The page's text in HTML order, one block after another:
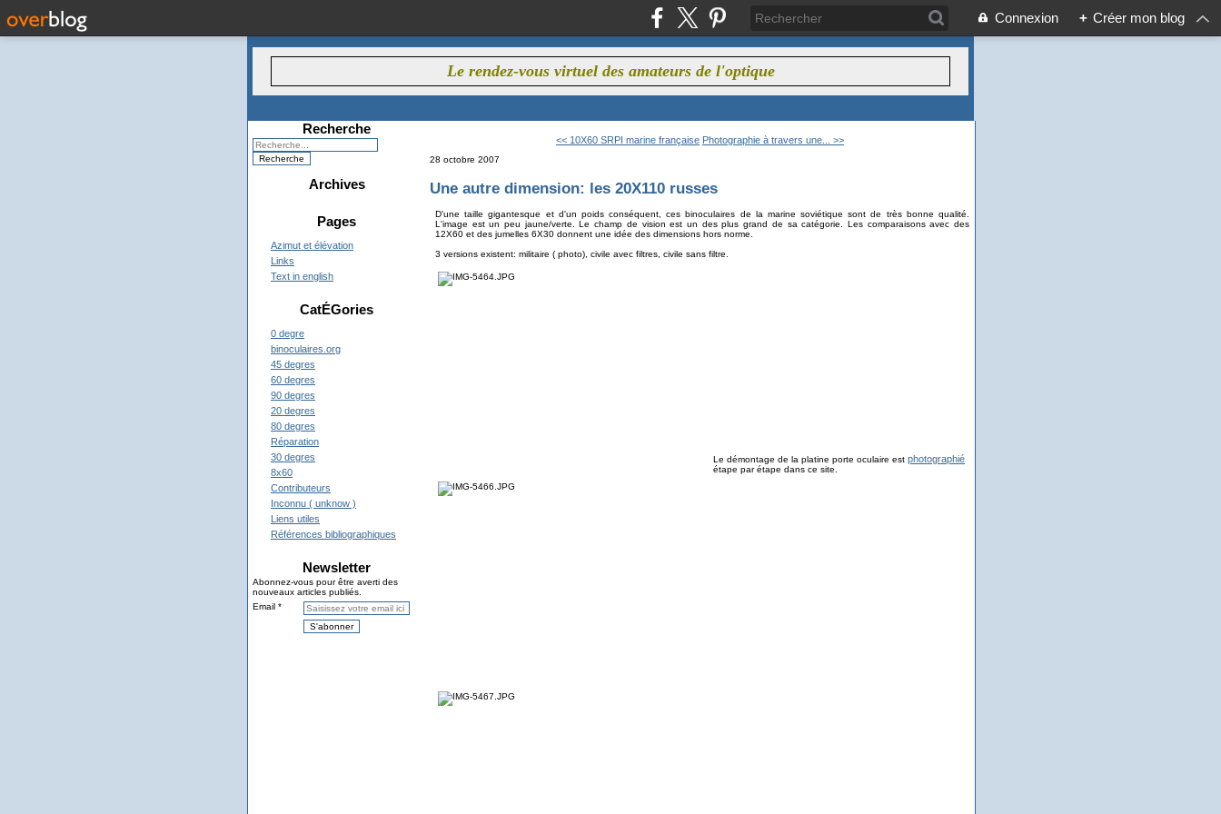
Connexion + Créer mon blog
Le rendez-vous virtuel des amateurs de l'optique
Recherche
Archives
Pages
Azimut et élévation
Links
Text in english
CatÉGories
0 degre
binoculaires.org
45 degres
60 degres
90 degres
20 degres
80 degres
Réparation
30 degres
8x60
Contributeurs
Inconnu ( unknow )
Liens utiles
Références bibliographiques
Newsletter
Abonnez-vous pour être averti des
nouveaux articles publiés.
Email
<< 10X60 SRPI marine française Photographie à travers une... >>
28 octobre 2007
Une autre dimension: les 20X110 russes
D'une taille gigantesque et d'un poids conséquent, ces binoculaires de la marine soviétique sont de très bonne qualité.
L'image est un peu jaune/verte. Le champ de vision est un des plus grand de sa catégorie. Les comparaisons avec des
12X60 et des jumelles 6X30 donnent une idée des dimensions hors norme.
3 versions existent: militaire ( photo), civile avec filtres, civile sans filtre.
Le démontage de la platine porte oculaire est photographié
étape par étape dans ce site.